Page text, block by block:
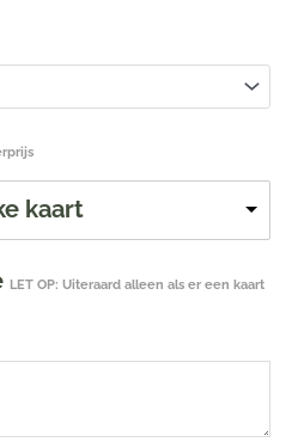
kaart
LET OP: Uiteraard alleen als er een kaart